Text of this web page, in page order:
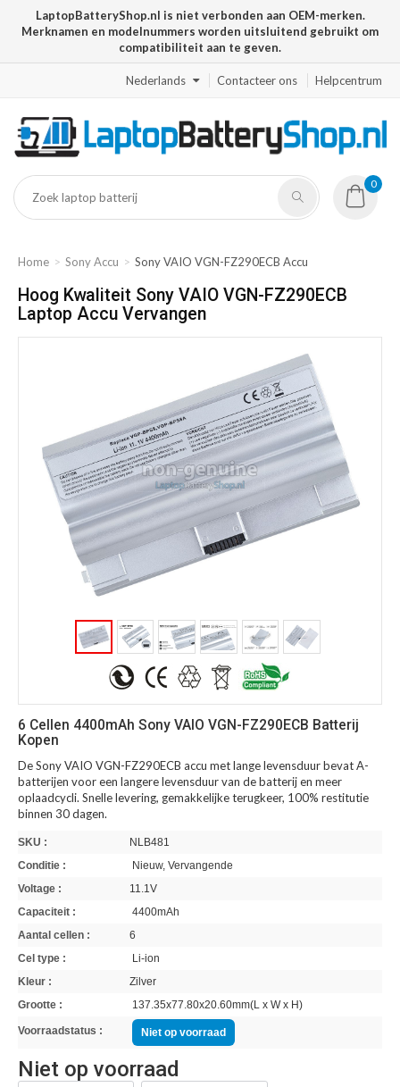
LaptopBatteryShop.nl is niet verbonden aan OEM-merken.
Merknamen en modelnummers worden uitsluitend gebruikt om
compatibiliteit aan te geven.
Nederlands Contacteer ons Helpcentrum
0
Home Sony Accu Sony VAIO VGN-FZ290ECB Accu
Hoog Kwaliteit Sony VAIO VGN-FZ290ECB
Laptop Accu Vervangen
6 Cellen 4400mAh Sony VAIO VGN-FZ290ECB Batterij
Kopen
De Sony VAIO VGN-FZ290ECB accu met lange levensduur bevat A-
batterijen voor een langere levensduur van de batterij en meer
oplaadcycli. Snelle levering, gemakkelijke terugkeer, 100% restitutie
binnen 30 dagen.
SKU :
NLB481
Conditie :
Nieuw, Vervangende
Voltage :
11.1V
Capaciteit :
4400mAh
Aantal cellen :
6
Cel type :
Li-ion
Kleur :
Zilver
Grootte :
137.35x77.80x20.60mm(L x W x H)
Voorraadstatus : Niet op voorraad
Niet op voorraad